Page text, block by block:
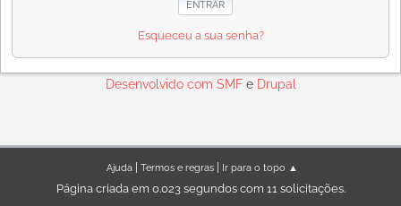
Esqueceu a sua senha?
Desenvolvido com SMFe Drupal
Ajuda| Termos e regras| Ir para o topo ▲
Página criada em 0.023 segundos com 11 solicitações.